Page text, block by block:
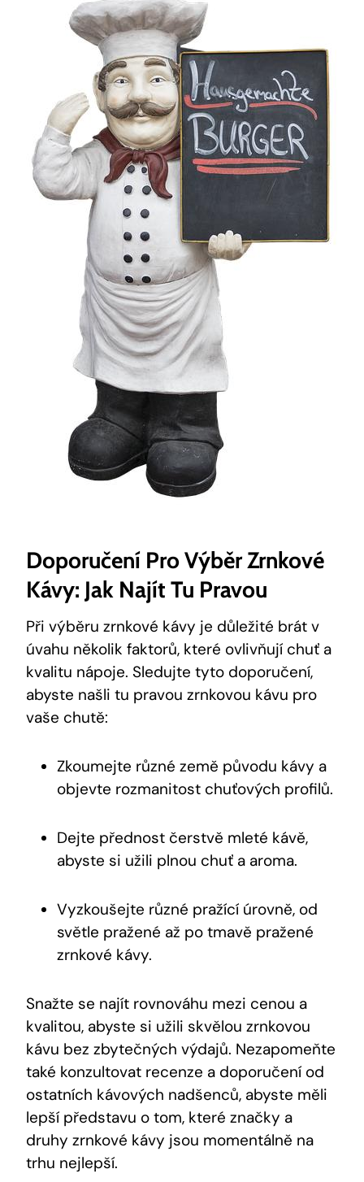
Doporučení Pro Výběr Zrnkové
Kávy: Jak Najít Tu Pravou
Při výběru zrnkové kávy je důležité brát v
úvahu několik faktorů, které ovlivňují chuť a
kvalitu nápoje. Sledujte tyto doporučení,
abyste našli tu pravou zrnkovou kávu pro
vaše chutě:
Zkoumejte různé země původu kávy a
objevte rozmanitost chuťových profilů.
Dejte přednost čerstvě mleté kávě,
abyste si užili plnou chuť a aroma.
Vyzkoušejte různé pražící úrovně, od
světle pražené až po tmavě pražené
zrnkové kávy.
Snažte se najít rovnováhu mezi cenou a
kvalitou, abyste si užili skvělou zrnkovou
kávu bez zbytečných výdajů. Nezapomeňte
také konzultovat recenze a doporučení od
ostatních kávových nadšenců, abyste měli
lepší představu o tom, které značky a
druhy zrnkové kávy jsou momentálně na
trhu nejlepší.